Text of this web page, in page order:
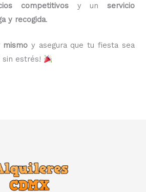
competitivos y un servicio
y recogida.
mismo y asegura que tu fiesta sea
sin estrés!